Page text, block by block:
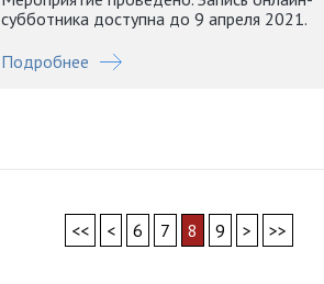
субботника доступна до 9 апреля 2021.
Подробнее
<< < 6 7 8 9 > >>